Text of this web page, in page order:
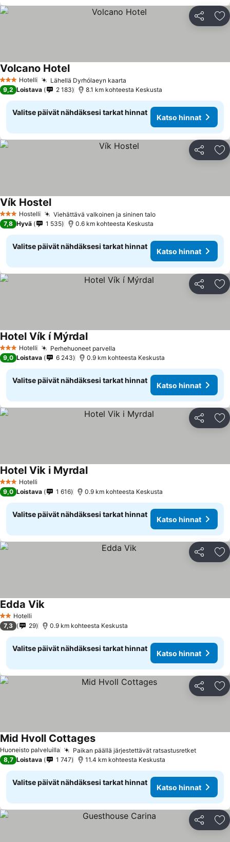
Jaa
3 Tähtiluokitus
Hotelli Lähellä Dyrhólaeyn kaarta
Volcano HotelKatso hinnat
9,2 Loistava 2 183 8.1 km kohteesta Keskusta
Valitse päivät nähdäksesi tarkat hinnat
Katso hinnat
Jaa
3 Tähtiluokitus
Hostelli Viehättävä valkoinen ja sininen taloKatso hinnat
Vík HostelKatso hinnat
7,8 Hyvä 1 535 0.6 km kohteesta Keskusta
Valitse päivät nähdäksesi tarkat hinnat
Katso hinnat
Jaa
3 Tähtiluokitus
Hotelli Perhehuoneet parvella
Hotel Vík í MýrdalKatso hinnat
9,0 Loistava 6 243 0.9 km kohteesta Keskusta
Valitse päivät nähdäksesi tarkat hinnat
Katso hinnat
Jaa
3 Tähtiluokitus
Hotelli
Hotel Vik i MyrdalKatso hinnat
9,0 Loistava 1 616 0.9 km kohteesta Keskusta
Valitse päivät nähdäksesi tarkat hinnat
Katso hinnat
Jaa
2 Tähtiluokitus
Hotelli
Edda VikKatso hinnat
7,3 29 0.9 km kohteesta Keskusta
Valitse päivät nähdäksesi tarkat hinnat
Katso hinnat
Jaa
Huoneisto palveluilla Paikan päällä järjestettävät ratsastusretketKatso
Mid Hvoll CottagesKatso hinnat
8,7 Loistava 1 747 11.4 km kohteesta Keskusta
Valitse päivät nähdäksesi tarkat hinnat
Katso hinnat
Jaa